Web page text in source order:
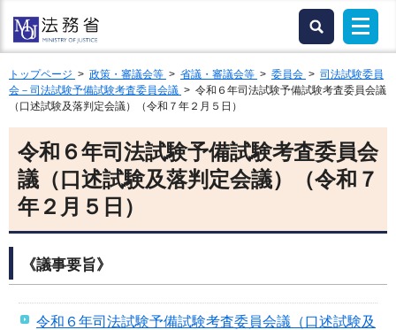
トップページ > 政策・審議会等 > 省議・審議会等 > 委員会 > 司法試験委員
会－司法試験予備試験考査委員会議 > 令和６年司法試験予備試験考査委員会議
（口述試験及落判定会議）（令和７年２月５日）
令和６年司法試験予備試験考査委員会
議（口述試験及落判定会議）（令和７
年２月５日）
《議事要旨》
令和６年司法試験予備試験考査委員会議（口述試験及